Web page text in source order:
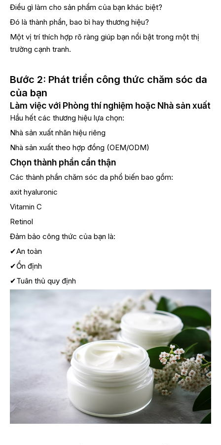
Điều gì làm cho sản phẩm của bạn khác biệt?
Đó là thành phần, bao bì hay thương hiệu?
Một vị trí thích hợp rõ ràng giúp bạn nổi bật trong một thị
trường cạnh tranh.
Bước 2: Phát triển công thức chăm sóc da
của bạn
Làm việc với Phòng thí nghiệm hoặc Nhà sản xuất
Hầu hết các thương hiệu lựa chọn:
Nhà sản xuất nhãn hiệu riêng
Nhà sản xuất theo hợp đồng (OEM/ODM)
Chọn thành phần cẩn thận
Các thành phần chăm sóc da phổ biến bao gồm:
axit hyaluronic
Vitamin C
Retinol
Đảm bảo công thức của bạn là:
✔An toàn
✔Ổn định
✔Tuân thủ quy định